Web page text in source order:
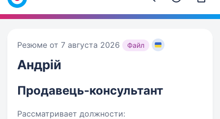
Резюме от 7 августа 2026 Файл
Андрій
Продавець-консультант
Рассматривает должности: